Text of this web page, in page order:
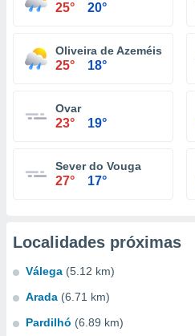
25° 20°
Oliveira de Azeméis
25° 18°
Ovar
23° 19°
Sever do Vouga
27° 17°
Localidades próximas
Válega (5.12 km)
Arada (6.71 km)
Pardilhó (6.89 km)